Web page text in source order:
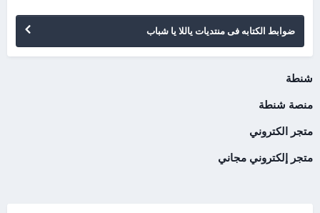
ضوابط الكتابه فى منتديات ياللا يا شباب
شنطة
منصة شنطة
متجر الكتروني
متجر إلكتروني مجاني